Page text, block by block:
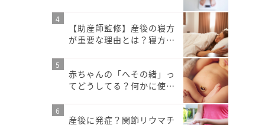
【助産師監修】産後の寝方
が重要な理由とは？寝方…
赤ちゃんの「へその緒」っ
てどうしてる？何かに使…
産後に発症？関節リウマチ